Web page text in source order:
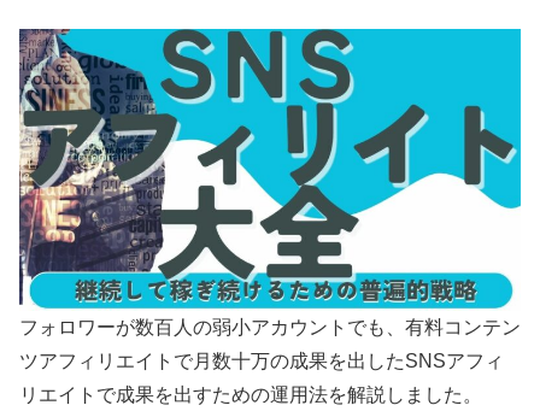
フォロワーが数百人の弱小アカウントでも、有料コンテン
ツアフィリエイトで月数十万の成果を出したSNSアフィ
リエイトで成果を出すための運用法を解説しました。